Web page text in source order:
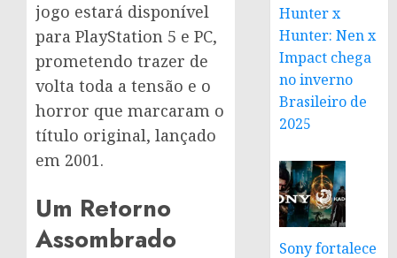
jogo estará disponível
para PlayStation 5 e PC,
prometendo trazer de
volta toda a tensão e o
horror que marcaram o
título original, lançado
em 2001.
Um Retorno
Assombrado
Hunter x
Hunter: Nen x
Impact chega
no inverno
Brasileiro de
2025
Sony fortalece